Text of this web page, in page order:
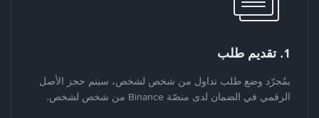
1. تقديم طلب
بمُجرّد وضع طلب تداول من شخص لشخص، سيتم حجز الأصل
الرقمي في الضمان لدى منصّة Binance من شخص لشخص.